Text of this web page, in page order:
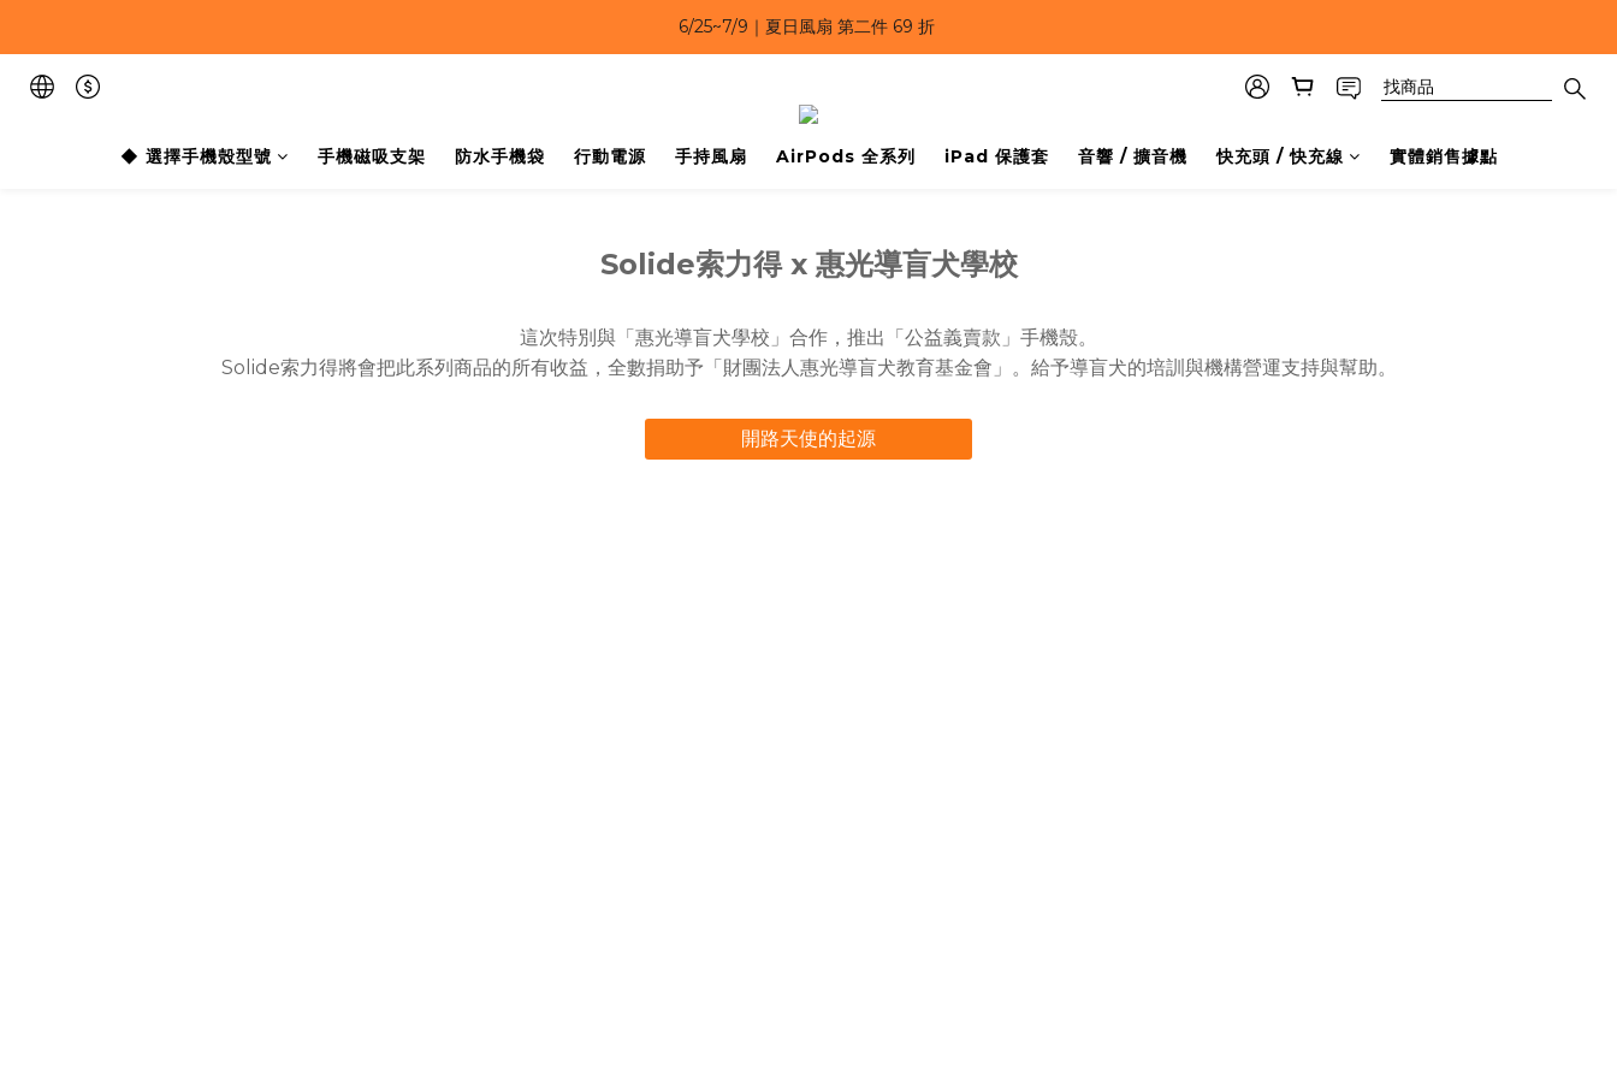
6/25~7/9｜夏日風扇 第二件 69 折
6/25~7/9｜夏日風扇 第二件 69 折
◆ 選擇手機殼型號
手機磁吸支架 防水手機袋 行動電源 手持風扇 AirPods 全系列 iPad 保護套 音響 / 擴音機 快充頭 / 快充線 實體銷售據點
Solide索力得 x 惠光導盲犬學校
這次特別與「惠光導盲犬學校」合作，推出「公益義賣款」手機殼。
Solide索力得將會把此系列商品的所有收益，全數捐助予「財團法人惠光導盲犬教育基金會」。給予導盲犬的培訓與機構營運支持與幫助。
開路天使的起源